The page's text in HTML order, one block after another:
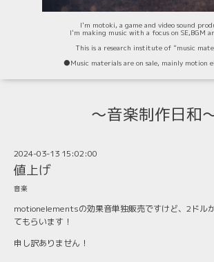
I'm motoki, a game and video sound
I'm making music with a focus on SE,BGM
This is a research institute of "music
⚫️Music materials are on sale, mainly motion
〜音楽制作日和
2024-03-13 15:02:00
値上げ
音楽
motionelementsの効果音単独販売ですけど、2ドル
てもらいます！
申し訳ありません！